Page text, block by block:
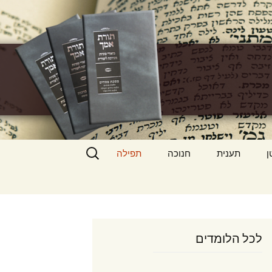
תענית חנוכה תפילה
חיפוש:
לכל הלומדים